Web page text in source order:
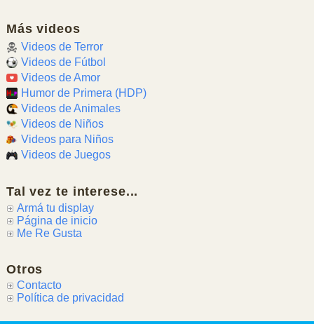
Más videos
Videos de Terror
Videos de Fútbol
Videos de Amor
Humor de Primera (HDP)
Videos de Animales
Videos de Niños
Videos para Niños
Videos de Juegos
Tal vez te interese...
Armá tu display
Página de inicio
Me Re Gusta
Otros
Contacto
Política de privacidad